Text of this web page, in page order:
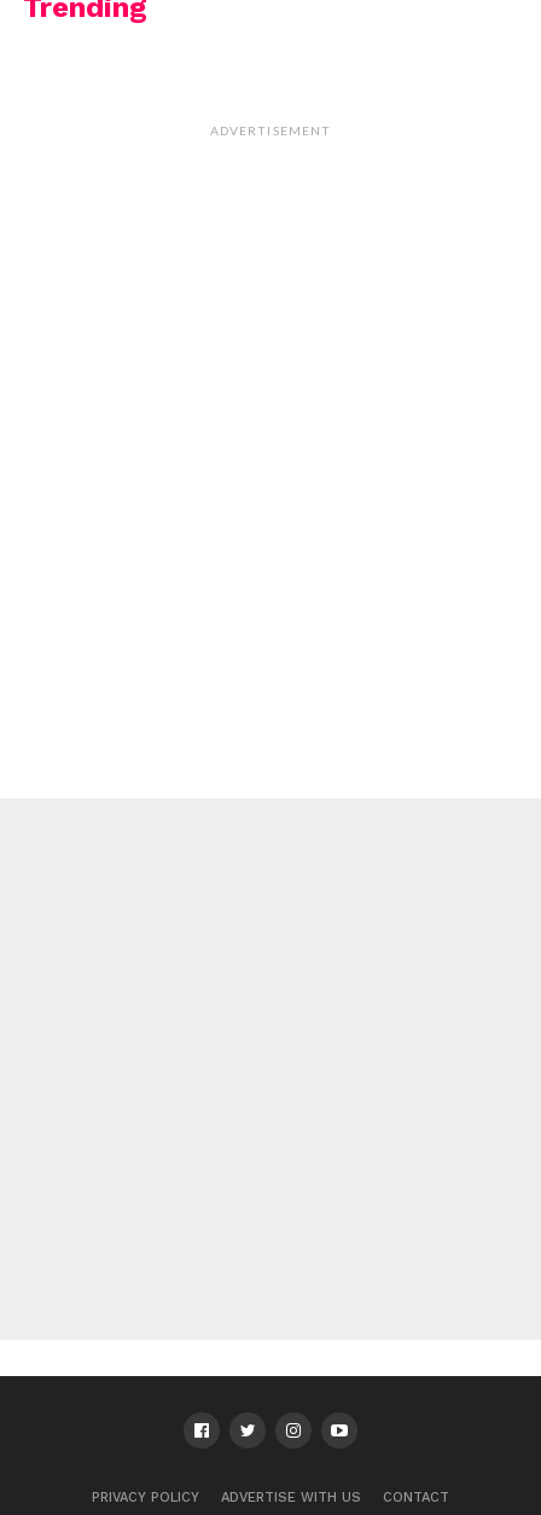
Trending
ADVERTISEMENT
PRIVACY POLICY ADVERTISE WITH US CONTACT